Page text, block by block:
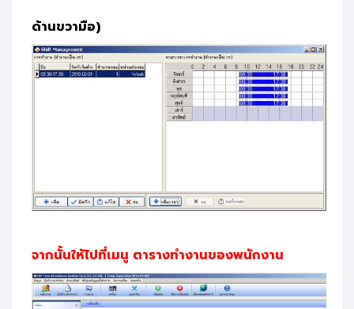
ด้านขวามือ)
จากนั้นให้ไปที่เมนู ตารางทำงานของพนักงาน